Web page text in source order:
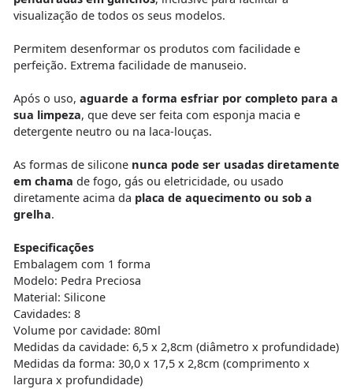
visualização de todos os seus modelos.
Permitem desenformar os produtos com facilidade e
perfeição. Extrema facilidade de manuseio.
Após o uso, aguarde a forma esfriar por completo para a
sua limpeza, que deve ser feita com esponja macia e
detergente neutro ou na laca-louças.
As formas de silicone nunca pode ser usadas diretamente
em chama de fogo, gás ou eletricidade, ou usado
diretamente acima da placa de aquecimento ou sob a
grelha.
Especificações
Embalagem com 1 forma
Modelo: Pedra Preciosa
Material: Silicone
Cavidades: 8
Volume por cavidade: 80ml
Medidas da cavidade: 6,5 x 2,8cm (diâmetro x profundidade)
Medidas da forma: 30,0 x 17,5 x 2,8cm (comprimento x
largura x profundidade)